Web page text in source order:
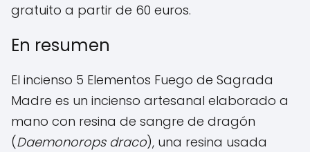
gratuito a partir de 60 euros.
En resumen
El incienso 5 Elementos Fuego de Sagrada
Madre es un incienso artesanal elaborado a
mano con resina de sangre de dragón
(Daemonorops draco), una resina usada